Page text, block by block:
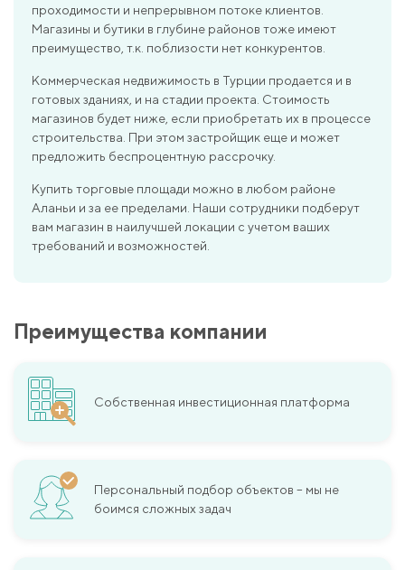
проходимости и непрерывном потоке клиентов.
Магазины и бутики в глубине районов тоже имеют
преимущество, т.к. поблизости нет конкурентов.
Коммерческая недвижимость в Турции продается и в
готовых зданиях, и на стадии проекта. Стоимость
магазинов будет ниже, если приобретать их в процессе
строительства. При этом застройщик еще и может
предложить беспроцентную рассрочку.
Купить торговые площади можно в любом районе
Аланьи и за ее пределами. Наши сотрудники подберут
вам магазин в наилучшей локации с учетом ваших
требований и возможностей.
Преимущества компании
Собственная инвестиционная платформа
Персональный подбор объектов – мы не
боимся сложных задач